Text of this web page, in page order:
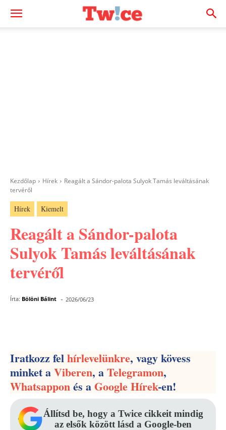
Kezdőlap Hírek
Reagált a Sándor-palota Sulyok Tamás leváltásának
tervéről
Hírek Kiemelt
Reagált a Sándor-palota
Sulyok Tamás leváltásának
tervéről
Írta: Bölöni Bálint - 2026/06/23
Iratkozz felhírlevelünkre, vagy kövess
minket aViberen, aTelegramon,
Whatsapponés aGoogle Hírek-en!
Állítsd be, hogy a Twice cikkeit mindig
az elsők között lásd a Google-ben